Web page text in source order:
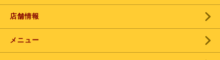
店舗情報
メニュー